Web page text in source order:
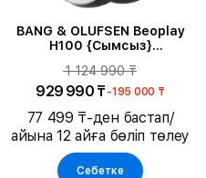
BANG & OLUFSEN Beoplay
H100 {Сымсыз}
Black
1 124 990 ₸
929 990 ₸ -195 000 ₸
77 499 ₸-ден бастап/
айына 12 айға бөліп төлеу
Себетке